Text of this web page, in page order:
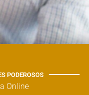
PODEROSOS
Online